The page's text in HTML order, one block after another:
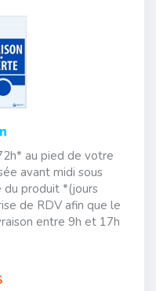
au pied de votre
avant midi sous
produit *(jours
de RDV afin que le
entre 9h et 17h